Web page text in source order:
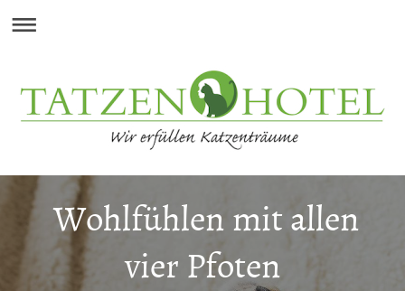
Wohlfühlen mit allen
vier Pfoten